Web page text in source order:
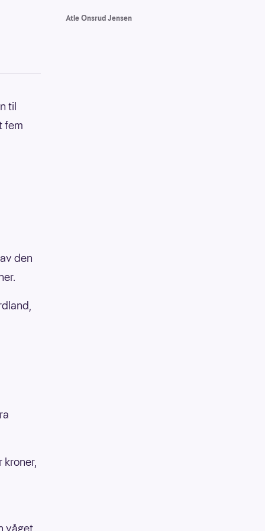
Atle Onsrud Jensen
til
fem
den
kroner,